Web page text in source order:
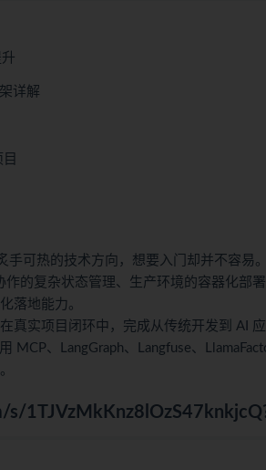
详解
可热的技术方向，想要入门却并不容易
作的复杂状态管理、生产环境的容器化部
落地能力。
真实项目闭环中，完成从传统开发到 AI
MCP、LangGraph、Langfuse、
s/